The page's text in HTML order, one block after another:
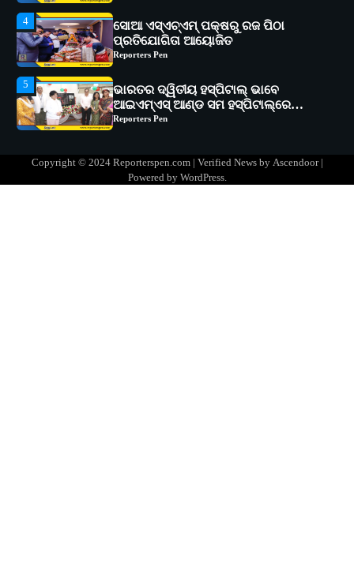
5
ଭାରତର ଦ୍ୱିତୀୟ ହସ୍ପିଟାଲ୍ ଭାବେ
ଆଇଏମ୍‌ଏସ୍ ଆଣ୍ଡ ସମ ହସ୍ପିଟାଲ୍‌ରେ
ଅତ୍ୟାଧୁନିକ ଡିଜିସ୍କାନର ସ୍ଥାପନ
Reporters Pen
1
ସୋଆ ପକ୍ଷରୁ ରାୱେ କାର୍ଯ୍ୟକ୍ରମ ଅଧୀନରେ
୧୧ଟି ଗ୍ରାମରେ ୧୬ଟି କୃଷକ ପ୍ରଶିକ୍ଷଣ
କାର୍ଯ୍ୟକ୍ରମ ଆୟୋଜିତ
Reporters Pen
ବିଶ୍ୱବିଦ୍ୟାଳୟର ସଫଳତା, ଉତ୍କର୍ଷତା ଓ
ଅଗ୍ରଗତିର ସ୍ମୃତିଚାରଣ
Reporters Pen
Copyright © 2024 Reporterspen.com | Verified News by Ascendoor|
Powered by WordPress.